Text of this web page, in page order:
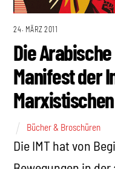
24. MÄRZ 2011
Die
Manifest der
Bücher & Broschüren
Die IMT hat von